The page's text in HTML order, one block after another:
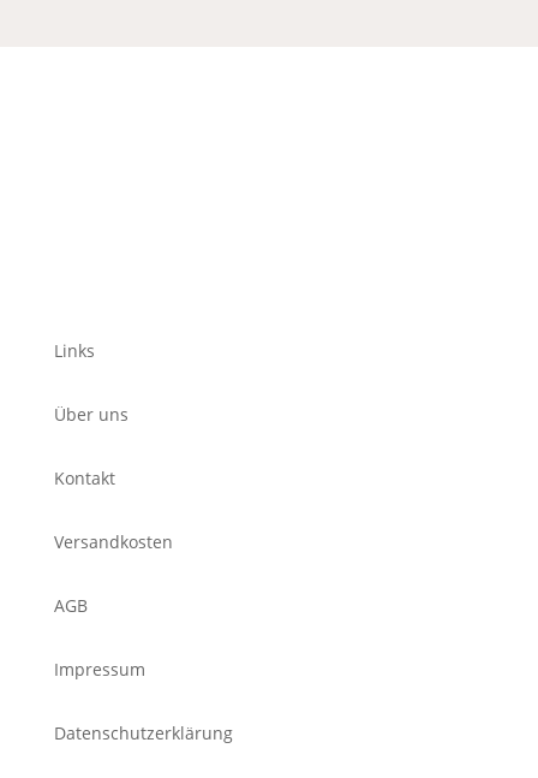
Links
Über uns
Kontakt
Versandkosten
AGB
Impressum
Datenschutzerklärung